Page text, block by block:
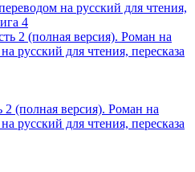
на русский для чтения,
4
(полная версия). Роман на
русский для чтения, пересказа